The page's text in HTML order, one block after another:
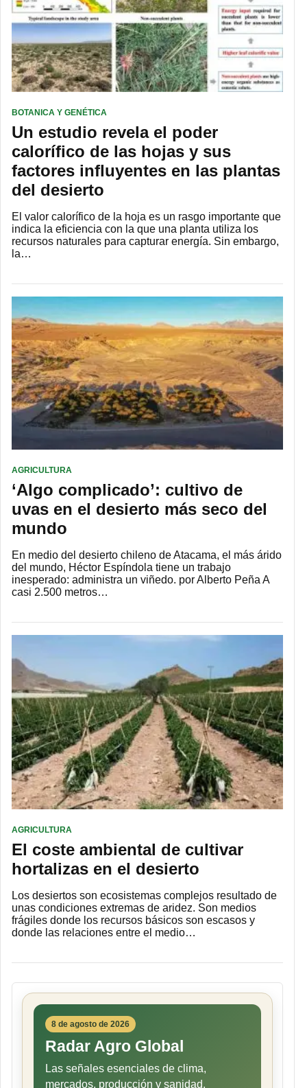
BOTANICA Y GENÉTICA
Un estudio revela el poder
calorífico de las hojas y sus
factores influyentes en las plantas
del desierto
El valor calorífico de la hoja es un rasgo importante que
indica la eficiencia con la que una planta utiliza los
recursos naturales para capturar energía. Sin embargo,
la…
AGRICULTURA
‘Algo complicado’: cultivo de
uvas en el desierto más seco del
mundo
En medio del desierto chileno de Atacama, el más árido
del mundo, Héctor Espíndola tiene un trabajo
inesperado: administra un viñedo. por Alberto Peña A
casi 2.500 metros…
AGRICULTURA
El coste ambiental de cultivar
hortalizas en el desierto
Los desiertos son ecosistemas complejos resultado de
unas condiciones extremas de aridez. Son medios
frágiles donde los recursos básicos son escasos y
donde las relaciones entre el medio…
8 de agosto de 2026
Radar Agro Global
Las señales esenciales de clima,
mercados, producción y sanidad.